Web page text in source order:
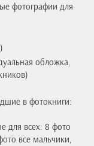
фотографии для
обложка,
в фотокниги:
для всех: 8 фото
все мальчики,